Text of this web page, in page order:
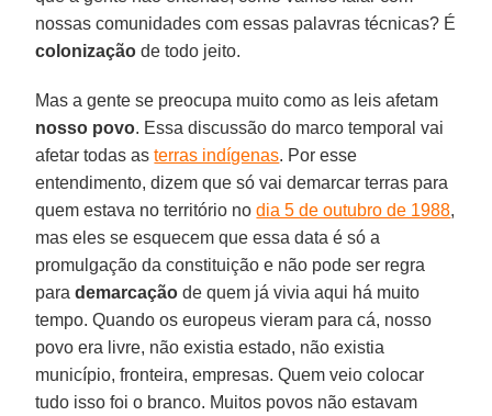
nossas comunidades com essas palavras técnicas? É
colonização de todo jeito.
Mas a gente se preocupa muito como as leis afetam
nosso povo. Essa discussão do marco temporal vai
afetar todas asterras indígenas. Por esse
entendimento, dizem que só vai demarcar terras para
quem estava no território nodia 5 de outubro de 1988,
mas eles se esquecem que essa data é só a
promulgação da constituição e não pode ser regra
parademarcação de quem já vivia aqui há muito
tempo. Quando os europeus vieram para cá, nosso
povo era livre, não existia estado, não existia
município, fronteira, empresas. Quem veio colocar
tudo isso foi o branco. Muitos povos não estavam